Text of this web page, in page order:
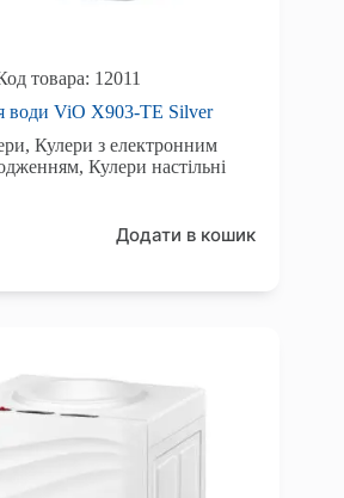
12011
води ViO X903-TE Silver
,Кулери з електронним
, Кулери настільні
Додати в кошик